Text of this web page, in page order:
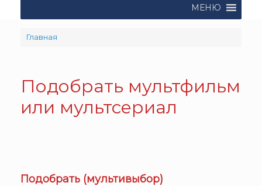
МЕНЮ
Главная
Подобрать мультфильм
или мультсериал
Подобрать (мультивыбор)